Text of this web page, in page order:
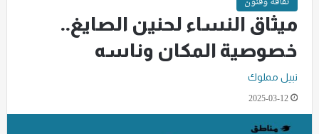
ميثاق النساء لحنين الصايغ..
خصوصية المكان وناسه
نبيل مملوك
2025-03-12